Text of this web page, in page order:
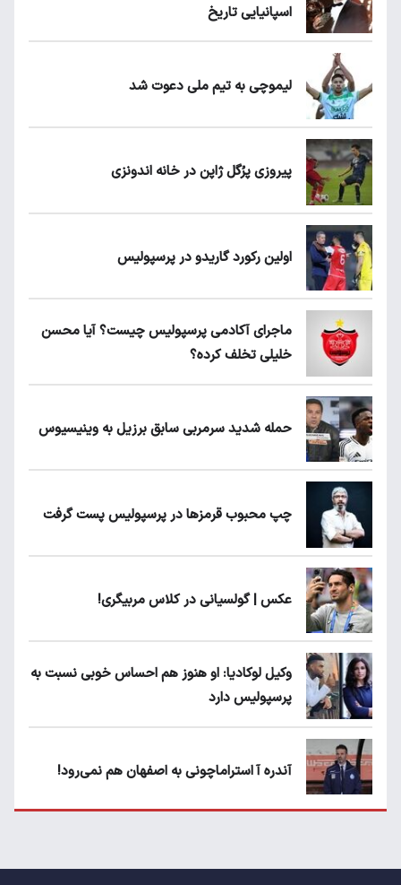
اسپانیایی تاریخ
لیموچی به تیم ملی دعوت شد
پیروزی پرُگل ژاپن در خانه اندونزی
اولین رکورد گاریدو در پرسپولیس
ماجرای آکادمی پرسپولیس چیست؟ آیا محسن
خلیلی تخلف کرده؟
حمله شدید سرمربی سابق برزیل به وینیسیوس
چپ محبوب قرمزها در پرسپولیس پست گرفت
عکس | گولسیانی در کلاس مربیگری!
وکیل لوکادیا: او هنوز هم احساس خوبی نسبت به
پرسپولیس دارد
آندره آ استراماچونی به اصفهان هم نمی‌رود!
حسن روی هوا!